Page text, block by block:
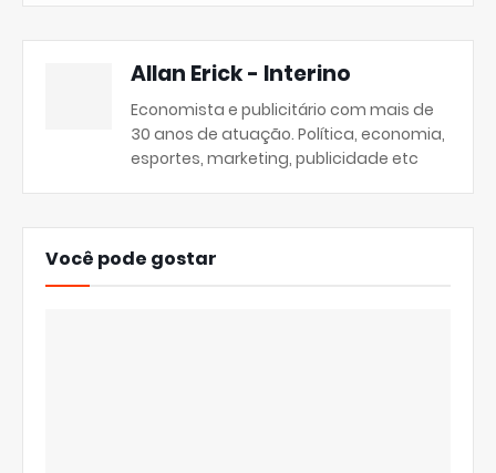
Allan Erick - Interino
Economista e publicitário com mais de
30 anos de atuação. Política, economia,
esportes, marketing, publicidade etc
Você pode gostar